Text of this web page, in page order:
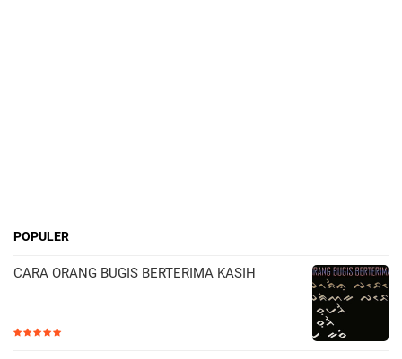
POPULER
CARA ORANG BUGIS BERTERIMA KASIH